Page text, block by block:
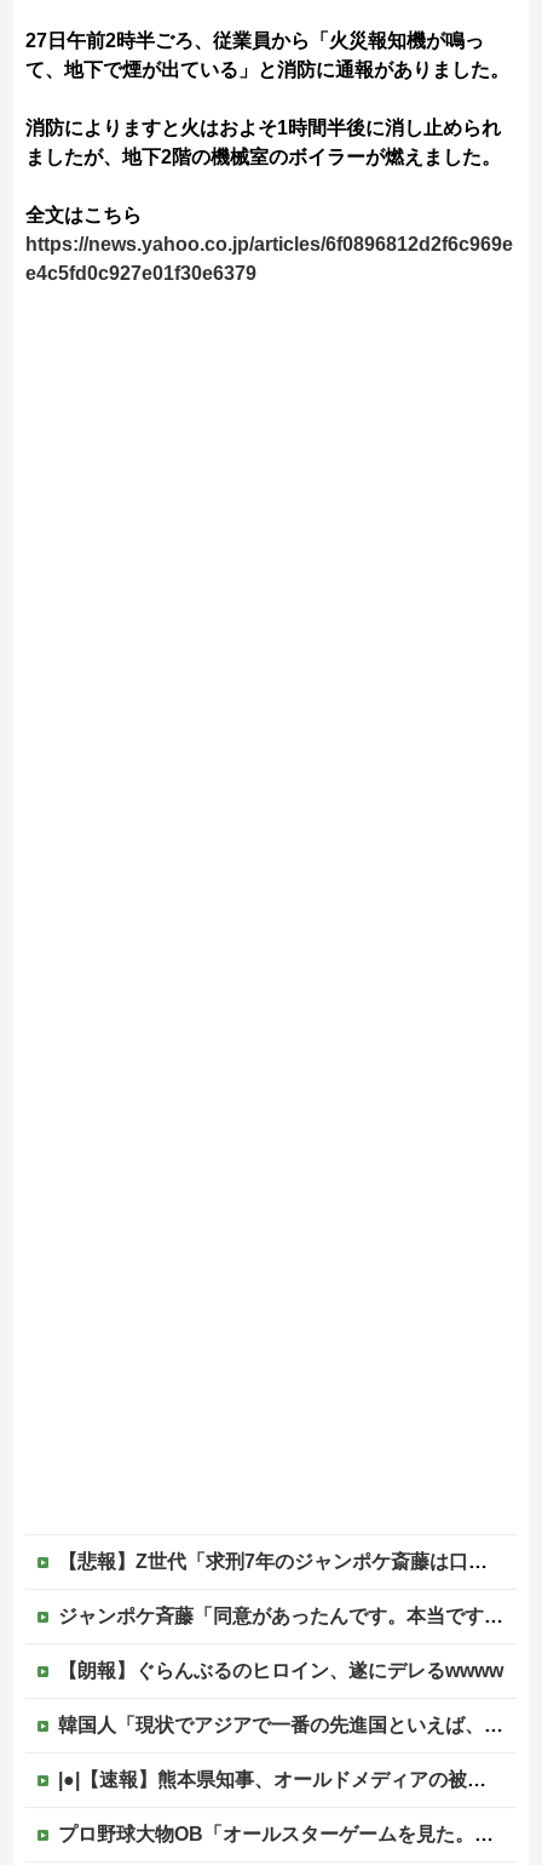
27日午前2時半ごろ、従業員から「火災報知機が鳴っ
て、地下で煙が出ている」と消防に通報がありました。
消防によりますと火はおよそ1時間半後に消し止められ
ましたが、地下2階の機械室のボイラーが燃えました。
全文はこちら
https://news.yahoo.co.jp/articles/6f0896812d2f6c969e
e4c5fd0c927e01f30e6379
【悲報】Z世代「求刑7年のジャンポケ斎藤は口封じに被害者殺した方が量刑軽かっただろ」←1万いいね
ジャンポケ斉藤「同意があったんです。本当です。信じて下さい」 ←何でこの主張が通らないの？
【朗報】ぐらんぶるのヒロイン、遂にデレるwwww
韓国人「現状でアジアで一番の先進国といえば、どの国になるんだ？やはり日本という認識なのだろうか？」
|●|【速報】熊本県知事、オールドメディアの被災者、遺族への取材に怒り「極めて強い不満、苦情が寄せられた」
プロ野球大物OB「オールスターゲームを見た。怒りを通り越して、あきれ果てた」他